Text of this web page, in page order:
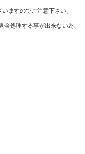
ますのでご注意下さい。
処理する事が出来ない為、